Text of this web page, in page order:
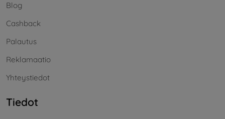
Blog
Cashback
Palautus
Reklamaatio
Yhteystiedot
Tiedot